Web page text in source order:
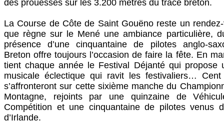
des prouesses sur les 3.200 mètres du tracé breton.
La Course de Côte de Saint Gouëno reste un
que règne sur le Mené une ambiance particulière,
présence d’une cinquantaine de pilotes anglo-
Breton offre toujours l’occasion de faire la fête. En
tient chaque année le Festival Déjanté qui propose
musicale éclectique qui ravit les festivaliers… Cent
s’affronteront sur cette sixième manche du
Montagne, rejoints par une quinzaine de
Compétition et une cinquantaine de pilotes venus
d’Irlande.